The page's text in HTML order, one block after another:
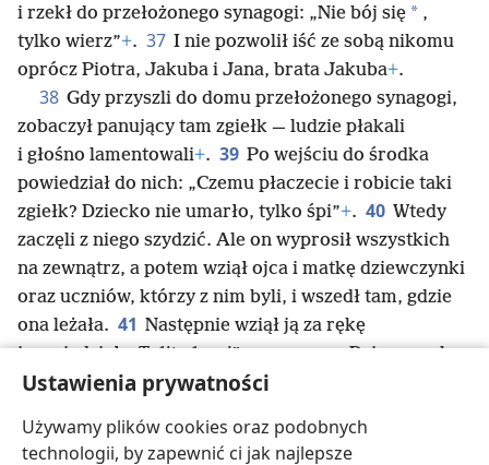
Ustawienia prywatności
Używamy plików cookies oraz podobnych
technologii, by zapewnić ci jak najlepsze
i rzekł do przełożonego synagogi: „Nie bój się * ,
tylko wierz”+. 37 I nie pozwolił iść ze sobą nikomu
oprócz Piotra, Jakuba i Jana, brata Jakuba+.
38 Gdy przyszli do domu przełożonego synagogi,
zobaczył panujący tam zgiełk — ludzie płakali
i głośno lamentowali+. 39 Po wejściu do środka
powiedział do nich: „Czemu płaczecie i robicie taki
zgiełk? Dziecko nie umarło, tylko śpi”+. 40 Wtedy
zaczęli z niego szydzić. Ale on wyprosił wszystkich
na zewnątrz, a potem wziął ojca i matkę dziewczynki
oraz uczniów, którzy z nim byli, i wszedł tam, gdzie
ona leżała. 41 Następnie wziął ją za rękę
i powiedział:„Talita kumi”, co znaczy: „Dziewczynko,
mówię ci: Wstań!”+. 42 Dziewczynka natychmiast
rodziców od razu ogarnął wielki zachwyt.